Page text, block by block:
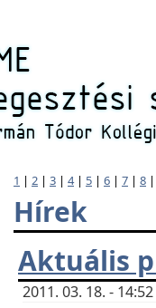
1 | 2 | 3 | 4| 5 | 6 | 7 | 8
Hírek
Aktuális
2011. 03. 18. -